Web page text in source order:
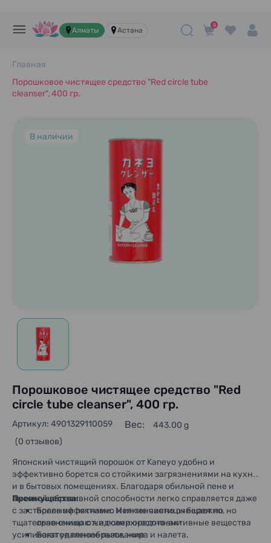
Алматы Астана
0
Главная
Порошковое чистящее средство "Red circle tube
cleanser", 400 гр.
В наличии
Порошковое чистящее средство "Red
circle tube cleanser", 400 гр.
(0 отзывов)
Артикул: 4901329110059 Вес: 443.00 g
Японский чистящий порошок от Kaneyo удобно и
эффективно борется со стойкими загрязнениями на кухне
и в бытовых помещениях. Благодаря обильной пене и
высокой абразивной способности легко справляется даже
с застарелыми пятнами. Мелкие частицы бережно, но
тщательно очищают, а поверхностно-активные вещества
усиливают удаление пыли, жира и налета.
Преимущества:
Более эффективно и интенсивно очищает по
сравнению с жидкими средствами
Богатое пенообразование